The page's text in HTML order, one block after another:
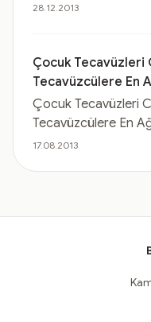
28.12.2013
Çocuk Tecavüzleri
Tecavüzcülere En
Çocuk Tecavüzleri
Tecavüzcülere En
17.08.2013